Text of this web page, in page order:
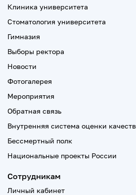
Клиника университета
Стоматология университета
Гимназия
Выборы ректора
Новости
Фотогалерея
Мероприятия
Обратная связь
Внутренняя система оценки
Бессмертный полк
Национальные проекты России
Сотрудникам
Личный кабинет